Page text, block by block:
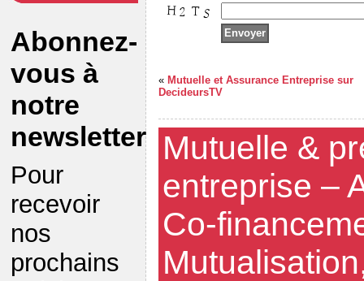
Abonnez-
vous à
notre
newsletter
Pour
recevoir
nos
prochains
« Mutuelle et Assurance Entreprise sur
DecideursTV
Mutuelle &
entreprise –
Co-